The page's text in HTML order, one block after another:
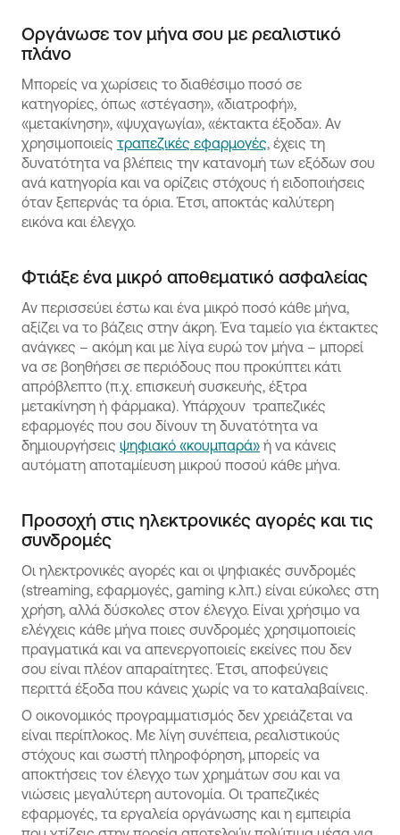
Οργάνωσε τον μήνα σου με ρεαλιστικό
πλάνο
Μπορείς να χωρίσεις το διαθέσιμο ποσό σε
κατηγορίες, όπως «στέγαση», «διατροφή»,
«μετακίνηση», «ψυχαγωγία», «έκτακτα έξοδα». Αν
χρησιμοποιείς τραπεζικές εφαρμογές, έχεις τη
δυνατότητα να βλέπεις την κατανομή των εξόδων σου
ανά κατηγορία και να ορίζεις στόχους ή ειδοποιήσεις
όταν ξεπερνάς τα όρια. Έτσι, αποκτάς καλύτερη
εικόνα και έλεγχο.
Φτιάξε ένα μικρό αποθεματικό ασφαλείας
Αν περισσεύει έστω και ένα μικρό ποσό κάθε μήνα,
αξίζει να το βάζεις στην άκρη. Ένα ταμείο για έκτακτες
ανάγκες – ακόμη και με λίγα ευρώ τον μήνα – μπορεί
να σε βοηθήσει σε περιόδους που προκύπτει κάτι
απρόβλεπτο (π.χ. επισκευή συσκευής, έξτρα
μετακίνηση ή φάρμακα). Υπάρχουν τραπεζικές
εφαρμογές που σου δίνουν τη δυνατότητα να
δημιουργήσεις ψηφιακό «κουμπαρά» ή να κάνεις
αυτόματη αποταμίευση μικρού ποσού κάθε μήνα.
Προσοχή στις ηλεκτρονικές αγορές και τις
συνδρομές
Οι ηλεκτρονικές αγορές και οι ψηφιακές συνδρομές
(streaming, εφαρμογές, gaming κ.λπ.) είναι εύκολες στη
χρήση, αλλά δύσκολες στον έλεγχο. Είναι χρήσιμο να
ελέγχεις κάθε μήνα ποιες συνδρομές χρησιμοποιείς
πραγματικά και να απενεργοποιείς εκείνες που δεν
σου είναι πλέον απαραίτητες. Έτσι, αποφεύγεις
περιττά έξοδα που κάνεις χωρίς να το καταλαβαίνεις.
Ο οικονομικός προγραμματισμός δεν χρειάζεται να
είναι περίπλοκος. Με λίγη συνέπεια, ρεαλιστικούς
στόχους και σωστή πληροφόρηση, μπορείς να
αποκτήσεις τον έλεγχο των χρημάτων σου και να
νιώσεις μεγαλύτερη αυτονομία. Οι τραπεζικές
εφαρμογές, τα εργαλεία οργάνωσης και η εμπειρία